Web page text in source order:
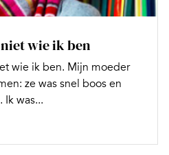
wie ik ben
wie ik ben. Mijn moeder
ze was snel boos en
was...